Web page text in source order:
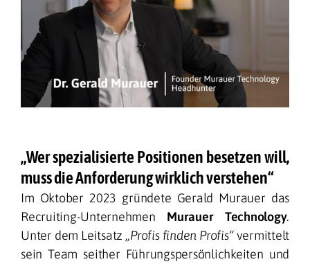
„Wer spezialisierte Positionen besetzen will,
muss die Anforderung wirklich verstehen“
Im Oktober 2023 gründete Gerald Murauer das
Recruiting-Unternehmen Murauer Technology.
Unter dem Leitsatz „Profis finden Profis“vermittelt
sein Team seither Führungspersönlichkeiten und